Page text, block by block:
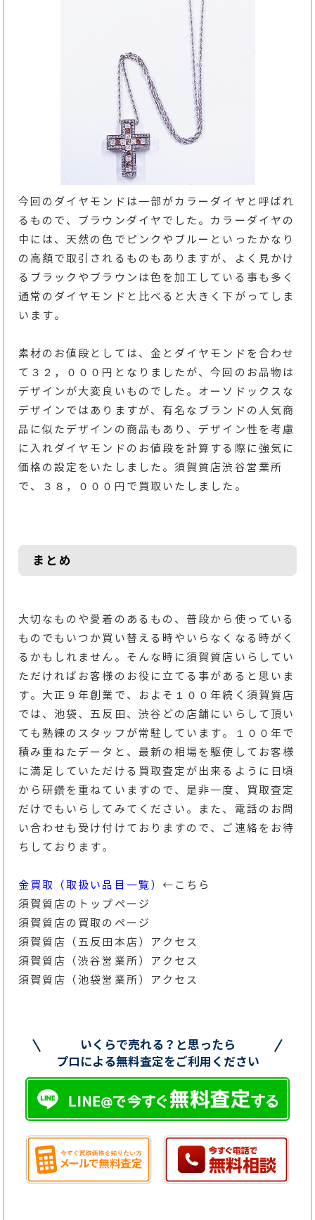
今回のダイヤモンドは一部がカラーダイヤと呼ばれ
るもので、ブラウンダイヤでした。カラーダイヤの
中には、天然の色でピンクやブルーといったかなり
の高額で取引されるものもありますが、よく見かけ
るブラックやブラウンは色を加工している事も多く
通常のダイヤモンドと比べると大きく下がってしま
います。
素材のお値段としては、金とダイヤモンドを合わせ
て３２，０００円となりましたが、今回のお品物は
デザインが大変良いものでした。オーソドックスな
デザインではありますが、有名なブランドの人気商
品に似たデザインの商品もあり、デザイン性を考慮
に入れダイヤモンドのお値段を計算する際に強気に
価格の設定をいたしました。須賀質店渋谷営業所
で、３８，０００円で買取いたしました。
まとめ
大切なものや愛着のあるもの、普段から使っている
ものでもいつか買い替える時やいらなくなる時がく
るかもしれません。そんな時に須賀質店いらしてい
ただければお客様のお役に立てる事があると思いま
す。大正９年創業で、およそ１００年続く須賀質店
では、池袋、五反田、渋谷どの店舗にいらして頂い
ても熟練のスタッフが常駐しています。１００年で
積み重ねたデータと、最新の相場を駆使してお客様
に満足していただける買取査定が出来るように日頃
から研鑽を重ねていますので、是非一度、買取査定
だけでもいらしてみてください。また、電話のお問
い合わせも受け付けておりますので、ご連絡をお待
ちしております。
金買取（取扱い品目一覧） ←こちら
須賀質店のトップページ
須賀質店の買取のページ
須賀質店（五反田本店）アクセス
須賀質店（渋谷営業所）アクセス
須賀質店（池袋営業所）アクセス
いくらで売れる？と思ったら
プロによる無料査定をご利用ください